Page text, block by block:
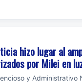
hizo lugar al
por Milei en
y Administrativo